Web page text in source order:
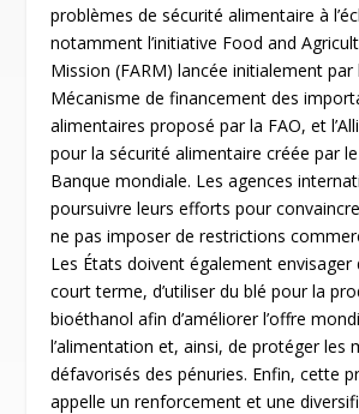
problèmes de sécurité alimentaire à
notamment l’initiative Food and
Mission (FARM) lancée initialement par
Mécanisme de financement des
alimentaires proposé par la FAO, et
pour la sécurité alimentaire créée par
Banque mondiale. Les agences
poursuivre leurs efforts pour
ne pas imposer de restrictions
Les États doivent également envisager
court terme, d’utiliser du blé pour la
bioéthanol afin d’améliorer l’offre
l’alimentation et, ainsi, de protéger les
défavorisés des pénuries. Enfin, cette
appelle un renforcement et une